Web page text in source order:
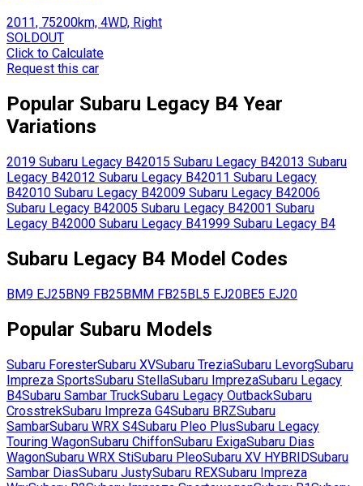
2011, 75200km, 4WD, Right
SOLDOUT
Click to Calculate
Request this car
Popular Subaru Legacy B4 Year
Variations
2019 Subaru Legacy B42015 Subaru Legacy B42013 Subaru
Legacy B42012 Subaru Legacy B42011 Subaru Legacy
B42010 Subaru Legacy B42009 Subaru Legacy B42006
Subaru Legacy B42005 Subaru Legacy B42001 Subaru
Legacy B42000 Subaru Legacy B41999 Subaru Legacy B4
Subaru Legacy B4 Model Codes
BM9 EJ25BN9 FB25BMM FB25BL5 EJ20BE5 EJ20
Popular Subaru Models
Subaru ForesterSubaru XVSubaru TreziaSubaru LevorgSubaru
Impreza SportsSubaru StellaSubaru ImprezaSubaru Legacy
B4Subaru Sambar TruckSubaru Legacy OutbackSubaru
CrosstrekSubaru Impreza G4Subaru BRZSubaru
SambarSubaru WRX S4Subaru Pleo PlusSubaru Legacy
Touring WagonSubaru ChiffonSubaru ExigaSubaru Dias
WagonSubaru WRX StiSubaru PleoSubaru XV HYBRIDSubaru
Sambar DiasSubaru JustySubaru REXSubaru Impreza